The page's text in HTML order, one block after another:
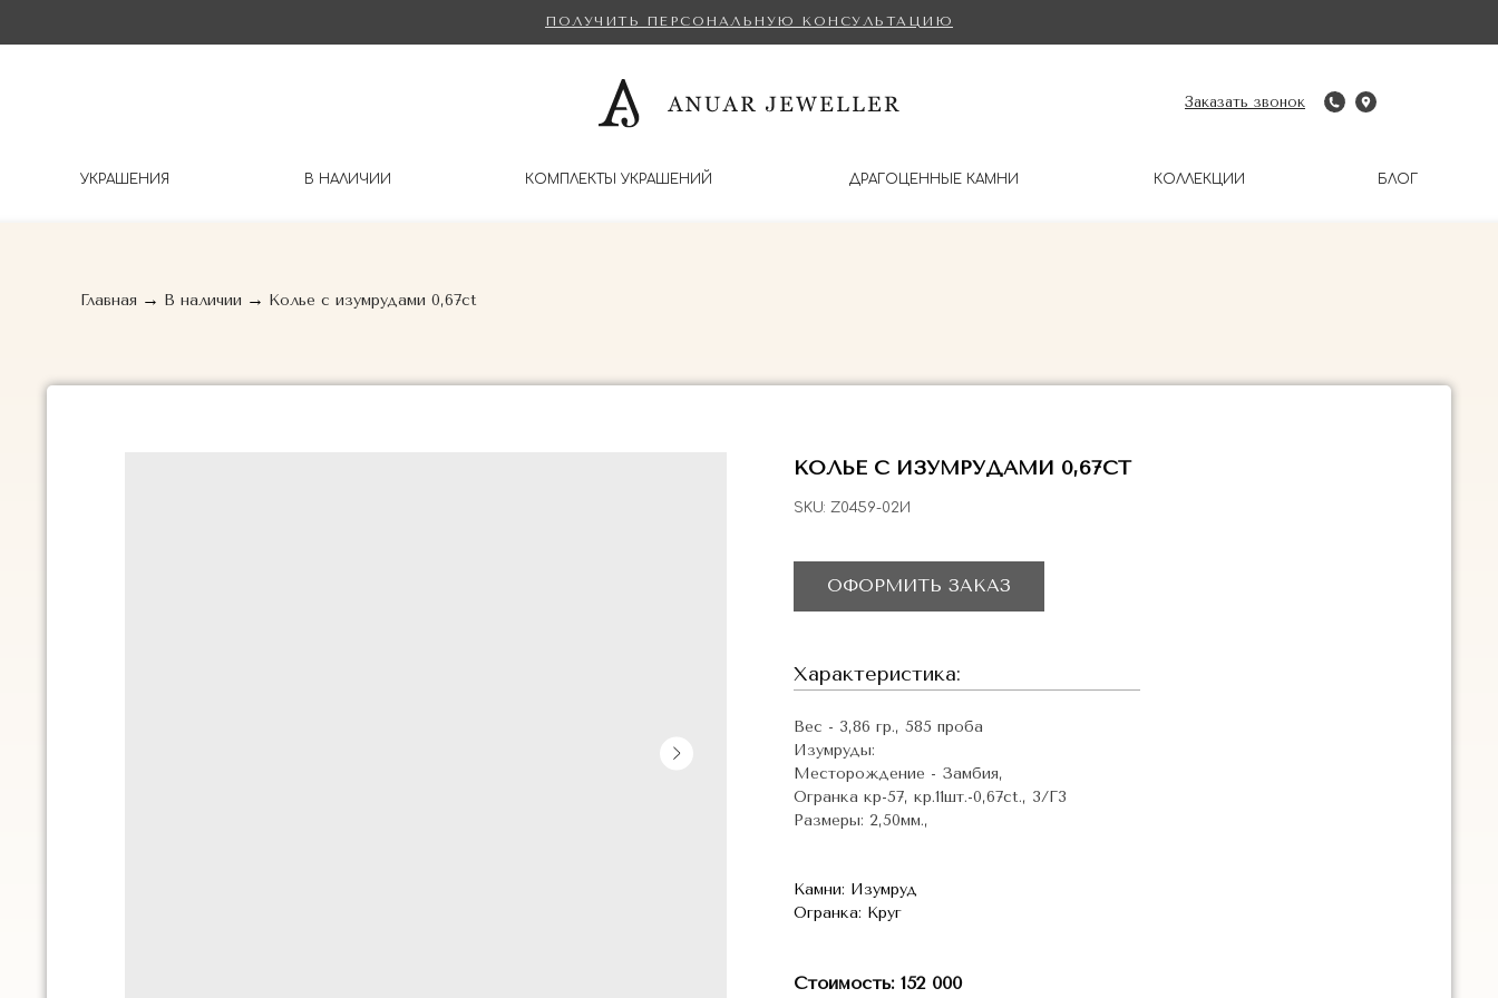
ДРАГОЦЕННЫЕ КАМНИ
УКРАШЕНИЯ КОМПЛЕКТЫ УКРАШЕНИЙ БЛОГ
КОЛЛЕКЦИИ
В НАЛИЧИИ
ПОЛУЧИТЬ ПЕРСОНАЛЬНУЮ КОНСУЛЬТАЦИЮ
Заказать звонок
Главная → В наличии → Колье с изумрудами 0,67ct
КОЛЬЕ С ИЗУМРУДАМИ 0,67CT
SKU: Z0459-02И
ОФОРМИТЬ ЗАКАЗ
Характеристика:
Вес - 3,86 гр., 585 проба
Изумруды:
Месторождение - Замбия,
Огранка кр-57, кр.11шт.-0,67ct., 3/Г3
Размеры: 2,50мм.,
Камни: Изумруд
Огранка: Круг
Стоимость: 152 000